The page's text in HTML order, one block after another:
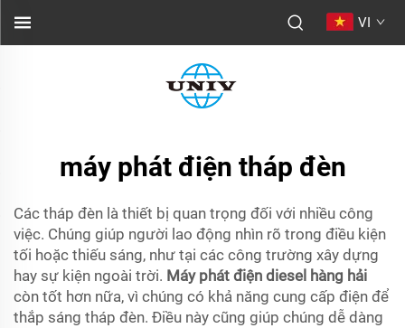
VI
máy phát điện tháp đèn
Các tháp đèn là thiết bị quan trọng đối với nhiều công
việc. Chúng giúp người lao động nhìn rõ trong điều kiện
tối hoặc thiếu sáng, như tại các công trường xây dựng
hay sự kiện ngoài trời. Máy phát điện diesel hàng hải
còn tốt hơn nữa, vì chúng có khả năng cung cấp điện để
thắp sáng tháp đèn. Điều này cũng giúp chúng dễ dàng